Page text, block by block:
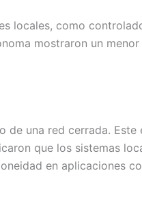
locales, como
mostraron un
una red cerrada.
que los sistemas
en aplicaciones